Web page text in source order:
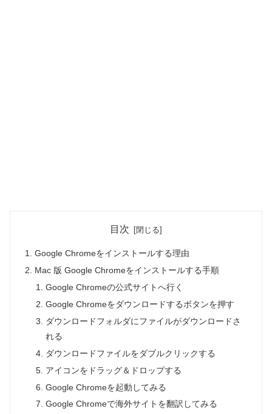
目次
Google Chromeをインストールする理由
Mac 版 Google Chromeをインストールする手順
Google Chromeの公式サイトへ行く
Google Chromeをダウンロードするボタンを押す
ダウンロードフォルダにファイルがダウンロードさ
れる
ダウンロードファイルをダブルクリックする
アイコンをドラッグ＆ドロップする
Google Chromeを起動してみる
Google Chromeで海外サイトを翻訳してみる